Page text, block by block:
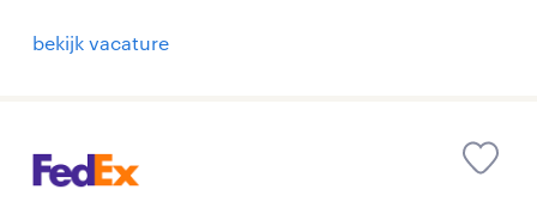
bekijk vacature